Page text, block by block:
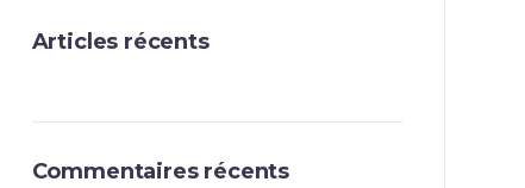
Articles récents
Commentaires récents